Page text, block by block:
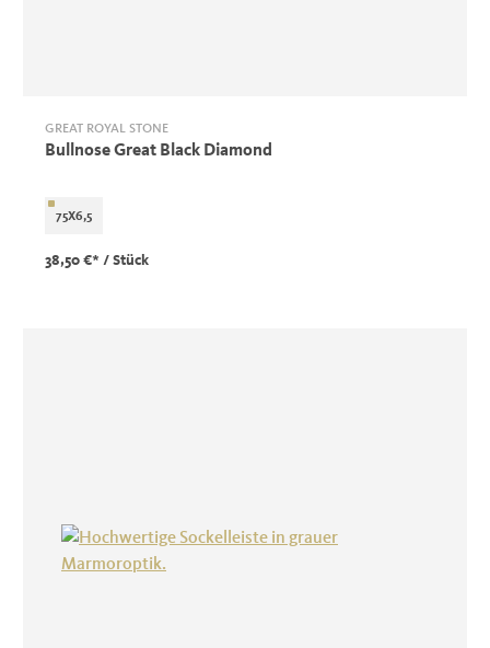
GREAT ROYAL STONE
Bullnose Great Black Diamond
75X6,5
38,50 €* / Stück